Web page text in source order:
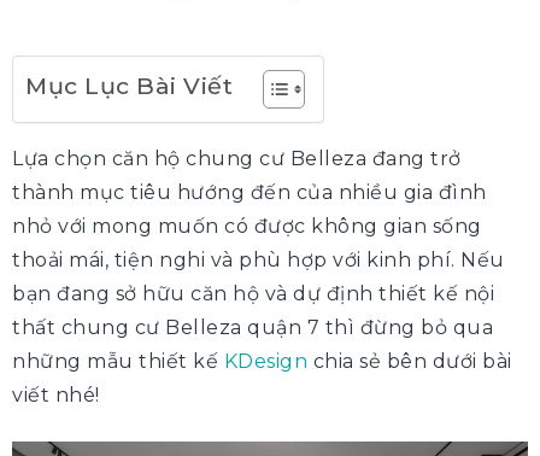
Mục Lục Bài Viết
Lựa chọn căn hộ chung cư Belleza đang trở
thành mục tiêu hướng đến của nhiều gia đình
nhỏ với mong muốn có được không gian sống
thoải mái, tiện nghi và phù hợp với kinh phí. Nếu
bạn đang sở hữu căn hộ và dự định thiết kế nội
thất chung cư Belleza quận 7 thì đừng bỏ qua
những mẫu thiết kế KDesign chia sẻ bên dưới bài
viết nhé!